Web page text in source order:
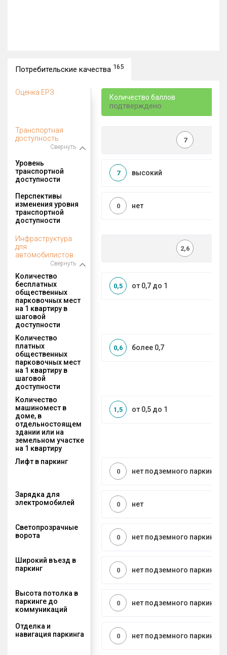
Потребительские качества 165
Оценка ЕРЗ
Количество баллов
подтверждено
Транспортная
доступность
Свернуть
7
Уровень
транспортной
доступности
высокий
7
Перспективы
изменения уровня
транспортной
доступности
нет
0
Инфраструктура
для
автомобилистов
Свернуть
2,6
Количество
бесплатных
общественных
парковочных мест
на 1 квартиру в
шаговой
доступности
от 0,7 до 1
0,5
Количество
платных
общественных
парковочных мест
на 1 квартиру в
шаговой
доступности
более 0,7
0,6
Количество
машиномест в
доме, в
отдельностоящем
здании или на
земельном участке
на 1 квартиру
от 0,5 до 1
1,5
Лифт в паркинг
нет подземного паркинга
0
Зарядка для
электромобилей
нет
0
Светопрозрачные
ворота
нет подземного паркинга
0
Широкий въезд в
паркинг
нет подземного паркинга
0
Высота потолка в
паркинге до
коммуникаций
нет подземного паркинга
0
Отделка и
навигация паркинга
нет подземного паркинга
0